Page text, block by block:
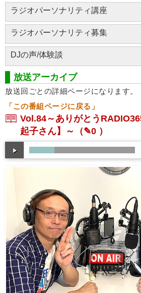
ラジオパーソナリティ講座
ラジオパーソナリティ募集
DJの声/体験談
放送アーカイブ
放送回ごとの詳細ページになります。
「この番組ページに戻る」
Vol.84～ありがとう
起子さん】～
（✎0 ）